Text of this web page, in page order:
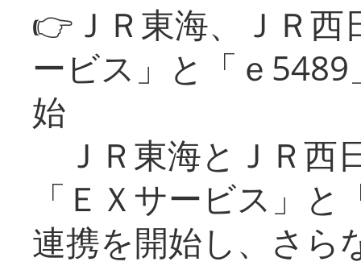
👉ＪＲ東海、ＪＲ
ービス」と「ｅ
始
ＪＲ東海とＪＲ西
「ＥＸサービス」
連携を開始し、さら